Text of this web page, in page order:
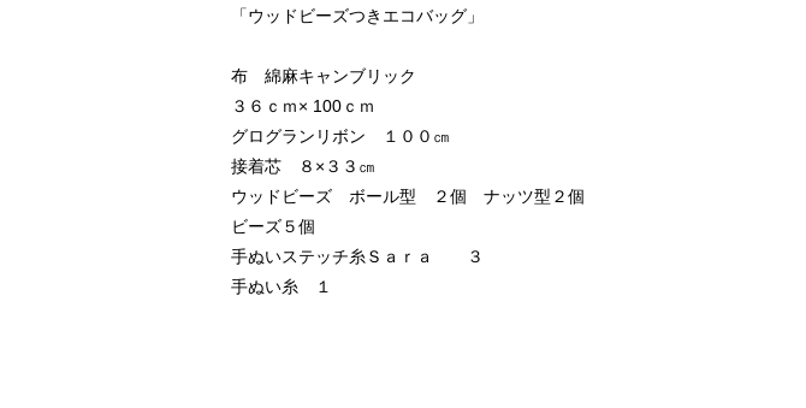
「ウッドビーズつきエコバッグ」
布 綿麻キャンブリック
３６ｃｍ× 100ｃｍ
グログランリボン １００㎝
接着芯 ８×３３㎝
ウッドビーズ ボール型 ２個 ナッツ型２個
ビーズ５個
手ぬいステッチ糸Ｓａｒａ ３
手ぬい糸 １